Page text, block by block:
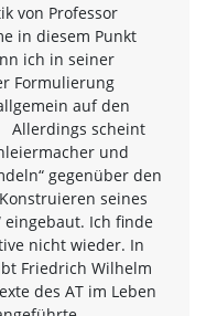
von Professor
in diesem Punkt
ich in seiner
Formulierung
auf den
Allerdings scheint
und
gegenüber den
seines
eingebaut. Ich finde
nicht wieder. In
Friedrich Wilhelm
des AT im Leben